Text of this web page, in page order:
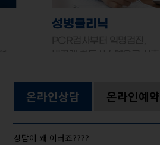
성병클리닉
온라인상담 온라인예약
상담이 왜 이러죠????